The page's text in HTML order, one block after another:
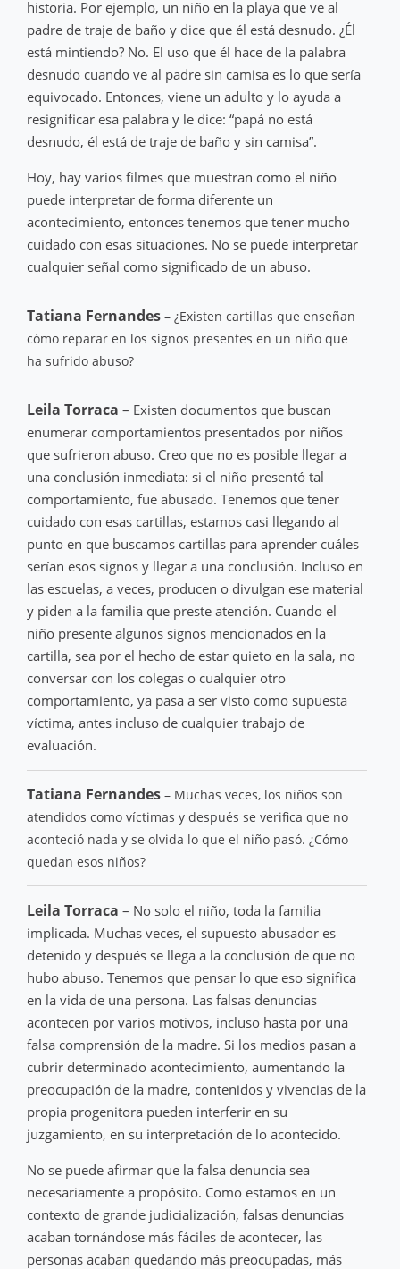
historia. Por ejemplo, un niño en la playa que ve al
padre de traje de baño y dice que él está desnudo. ¿Él
está mintiendo? No. El uso que él hace de la palabra
desnudo cuando ve al padre sin camisa es lo que sería
equivocado. Entonces, viene un adulto y lo ayuda a
resignificar esa palabra y le dice: “papá no está
desnudo, él está de traje de baño y sin camisa”.
Hoy, hay varios filmes que muestran como el niño
puede interpretar de forma diferente un
acontecimiento, entonces tenemos que tener mucho
cuidado con esas situaciones. No se puede interpretar
cualquier señal como significado de un abuso.
Tatiana Fernandes – ¿Existen cartillas que enseñan
cómo reparar en los signos presentes en un niño que
ha sufrido abuso?
Leila Torraca – Existen documentos que buscan
enumerar comportamientos presentados por niños
que sufrieron abuso. Creo que no es posible llegar a
una conclusión inmediata: si el niño presentó tal
comportamiento, fue abusado. Tenemos que tener
cuidado con esas cartillas, estamos casi llegando al
punto en que buscamos cartillas para aprender cuáles
serían esos signos y llegar a una conclusión. Incluso en
las escuelas, a veces, producen o divulgan ese material
y piden a la familia que preste atención. Cuando el
niño presente algunos signos mencionados en la
cartilla, sea por el hecho de estar quieto en la sala, no
conversar con los colegas o cualquier otro
comportamiento, ya pasa a ser visto como supuesta
víctima, antes incluso de cualquier trabajo de
evaluación.
Tatiana Fernandes – Muchas veces, los niños son
atendidos como víctimas y después se verifica que no
aconteció nada y se olvida lo que el niño pasó. ¿Cómo
quedan esos niños?
Leila Torraca – No solo el niño, toda la familia
implicada. Muchas veces, el supuesto abusador es
detenido y después se llega a la conclusión de que no
hubo abuso. Tenemos que pensar lo que eso significa
en la vida de una persona. Las falsas denuncias
acontecen por varios motivos, incluso hasta por una
falsa comprensión de la madre. Si los medios pasan a
cubrir determinado acontecimiento, aumentando la
preocupación de la madre, contenidos y vivencias de la
propia progenitora pueden interferir en su
juzgamiento, en su interpretación de lo acontecido.
No se puede afirmar que la falsa denuncia sea
necesariamente a propósito. Como estamos en un
contexto de grande judicialización, falsas denuncias
acaban tornándose más fáciles de acontecer, las
personas acaban quedando más preocupadas, más